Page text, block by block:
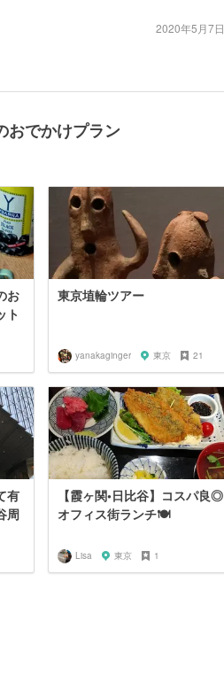
2020年5月7日
おでかけプラン
お
ト
東京埴輪ツアー
yanakaginger 東京 21
有
周
【霞ヶ関•日比谷】コスパ良◎
オフィス街ランチ🍽️
Lisa 東京 1